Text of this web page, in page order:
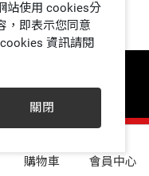
站使用 cookies分
，即表示您同意
資訊請閱
關閉
購物車 會員中心